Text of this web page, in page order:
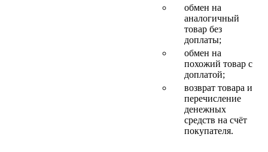
обмен на
аналогичный
товар без
доплаты;
обмен на
похожий товар с
доплатой;
возврат товара и
перечисление
денежных
средств на счёт
покупателя.